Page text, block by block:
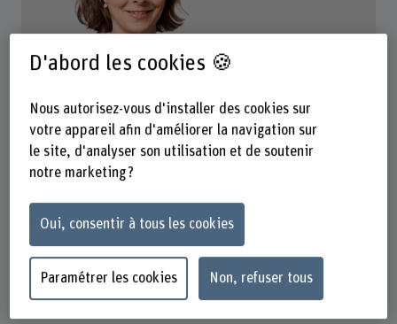
Prof. Dr. Angela Blasimann Schwarz
Co-Leiterin BSc Physiotherapie
Contact
+41 31 848 45 27
Afficher l'e-mail
www.bfh.ch/fr/angela-blasimann-schwarz
D'abord les cookies 🍪
Nous autorisez-vous d'installer des cookies sur
votre appareil afin d'améliorer la navigation sur
le site, d'analyser son utilisation et de soutenir
notre marketing ?
Oui, consentir à tous les cookies
Paramétrer les cookies Non, refuser tous